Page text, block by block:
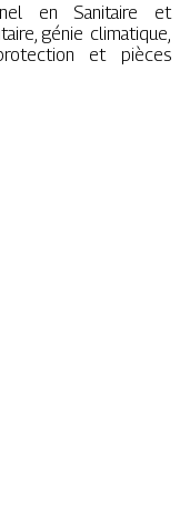
en Sanitaire et
génie climatique,
et pièces